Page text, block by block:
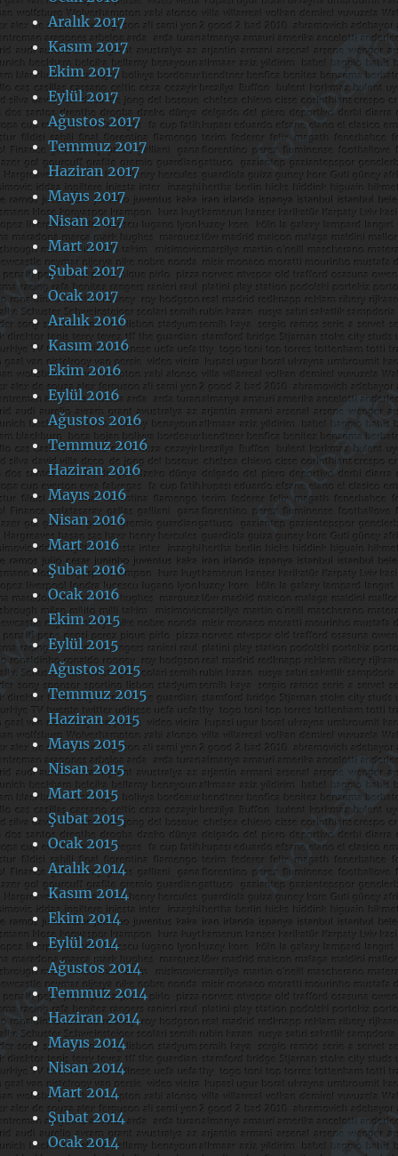
Aralık 2017
Kasım 2017
Ekim 2017
Eylül 2017
Ağustos 2017
Temmuz 2017
Haziran 2017
Mayıs 2017
Nisan 2017
Mart 2017
Şubat 2017
Ocak 2017
Aralık 2016
Kasım 2016
Ekim 2016
Eylül 2016
Ağustos 2016
Temmuz 2016
Haziran 2016
Mayıs 2016
Nisan 2016
Mart 2016
Şubat 2016
Ocak 2016
Ekim 2015
Eylül 2015
Ağustos 2015
Temmuz 2015
Haziran 2015
Mayıs 2015
Nisan 2015
Mart 2015
Şubat 2015
Ocak 2015
Aralık 2014
Kasım 2014
Ekim 2014
Eylül 2014
Ağustos 2014
Temmuz 2014
Haziran 2014
Mayıs 2014
Nisan 2014
Mart 2014
Şubat 2014
Ocak 2014